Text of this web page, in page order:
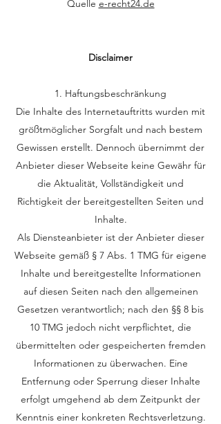
Quelle e-recht24.de
Disclaimer
1. Haftungsbeschränkung
Die Inhalte des Internetauftritts wurden mit
größtmöglicher Sorgfalt und nach bestem
Gewissen erstellt. Dennoch übernimmt der
Anbieter dieser Webseite keine Gewähr für
die Aktualität, Vollständigkeit und
Richtigkeit der bereitgestellten Seiten und
Inhalte.
Als Diensteanbieter ist der Anbieter dieser
Webseite gemäß § 7 Abs. 1 TMG für eigene
Inhalte und bereitgestellte Informationen
auf diesen Seiten nach den allgemeinen
Gesetzen verantwortlich; nach den §§ 8 bis
10 TMG jedoch nicht verpflichtet, die
übermittelten oder gespeicherten fremden
Informationen zu überwachen. Eine
Entfernung oder Sperrung dieser Inhalte
erfolgt umgehend ab dem Zeitpunkt der
Kenntnis einer konkreten Rechtsverletzung.